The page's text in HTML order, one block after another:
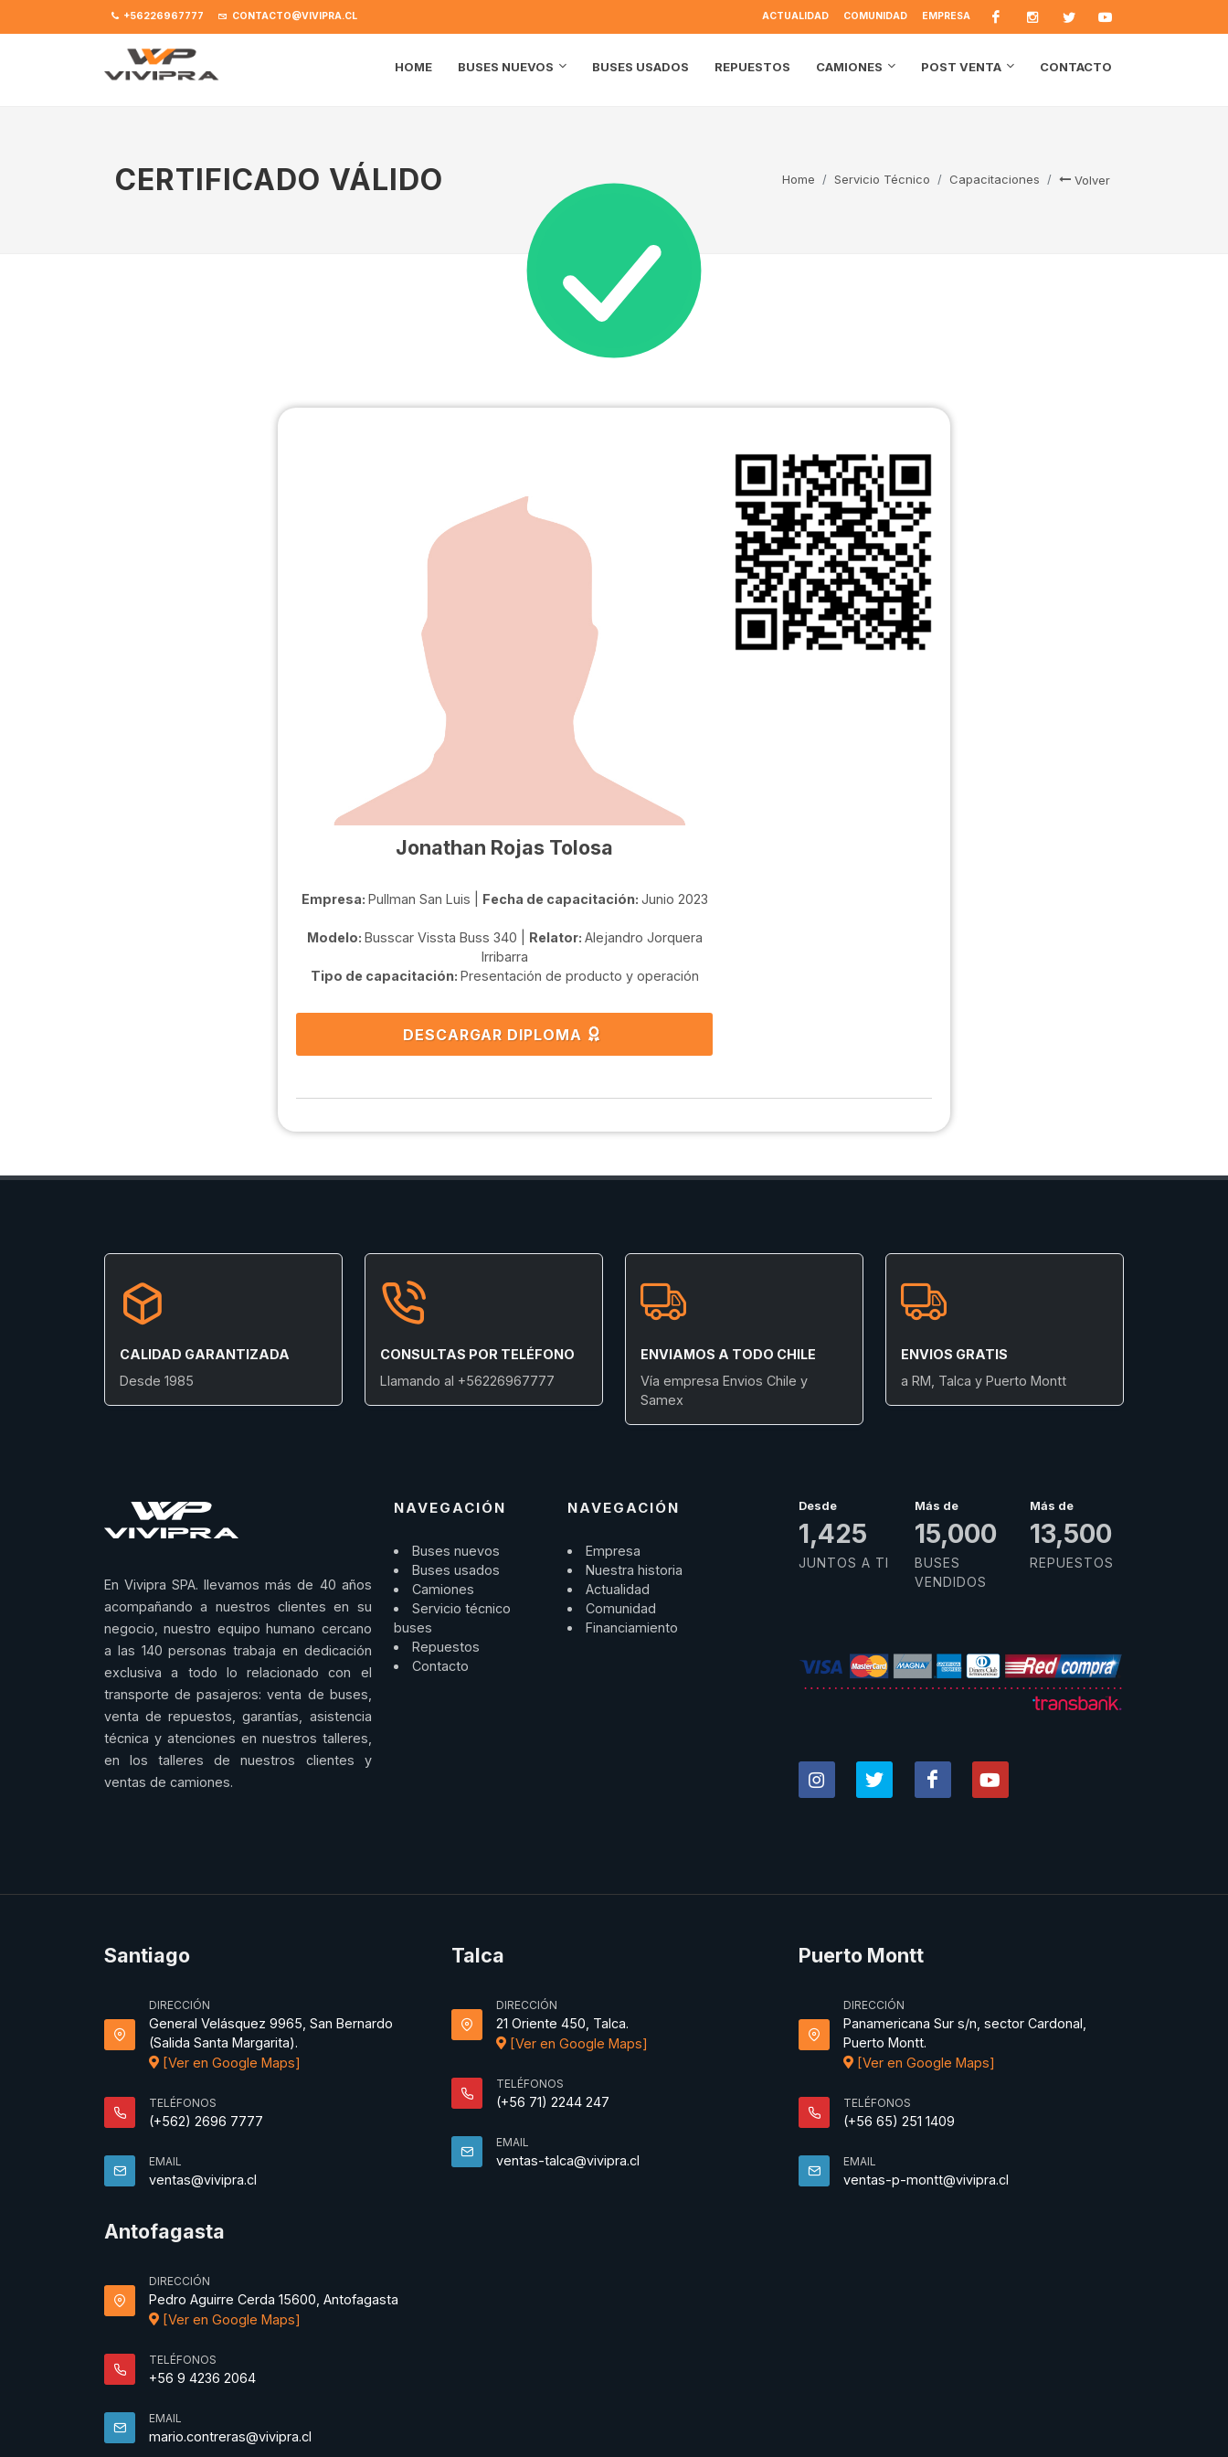
+56226967777 CONTACTO@VIVIPRA.CL ACTUALIDAD COMUNIDAD EMPRESA
HOME BUSES NUEVOS BUSES USADOS REPUESTOS CAMIONES POST VENTA CONTACTO
CERTIFICADO VÁLIDO Home Servicio Técnico Capacitaciones Volver
Jonathan Rojas Tolosa
Empresa: Pullman San Luis | Fecha de capacitación: Junio 2023
Modelo: Busscar Vissta Buss 340 | Relator: Alejandro Jorquera
Irribarra
Tipo de capacitación: Presentación de producto y operación
DESCARGAR DIPLOMA
CALIDAD GARANTIZADA
Desde 1985
CONSULTAS POR TELÉFONO
Llamando al +56226967777
ENVIAMOS A TODO CHILE
Vía empresa Envios Chile y
Samex
ENVIOS GRATIS
a RM, Talca y Puerto Montt
En Vivipra SPA. llevamos más de 40 años
acompañando a nuestros clientes en su
negocio, nuestro equipo humano cercano
a las 140 personas trabaja en dedicación
exclusiva a todo lo relacionado con el
transporte de pasajeros: venta de buses,
venta de repuestos, garantías, asistencia
técnica y atenciones en nuestros talleres,
en los talleres de nuestros clientes y
ventas de camiones.
NAVEGACIÓN
Buses nuevos
Buses usados
Camiones
Servicio técnico
buses
Repuestos
Contacto
NAVEGACIÓN
Empresa
Nuestra historia
Actualidad
Comunidad
Financiamiento
Desde
1,629
JUNTOS A TI
Más de
15,000
BUSES
VENDIDOS
Más de
13,500
REPUESTOS
Santiago
DIRECCIÓN
General Velásquez 9965, San Bernardo
(Salida Santa Margarita).
[Ver en Google Maps]
TELÉFONOS
(+562) 2696 7777
EMAIL
ventas@vivipra.cl
Talca
DIRECCIÓN
21 Oriente 450, Talca.
[Ver en Google Maps]
TELÉFONOS
(+56 71) 2244 247
EMAIL
ventas-talca@vivipra.cl
Puerto Montt
DIRECCIÓN
Panamericana Sur s/n, sector Cardonal,
Puerto Montt.
[Ver en Google Maps]
TELÉFONOS
(+56 65) 251 1409
EMAIL
ventas-p-montt@vivipra.cl
Antofagasta
DIRECCIÓN
Pedro Aguirre Cerda 15600, Antofagasta
[Ver en Google Maps]
TELÉFONOS
+56 9 4236 2064
EMAIL
mario.contreras@vivipra.cl